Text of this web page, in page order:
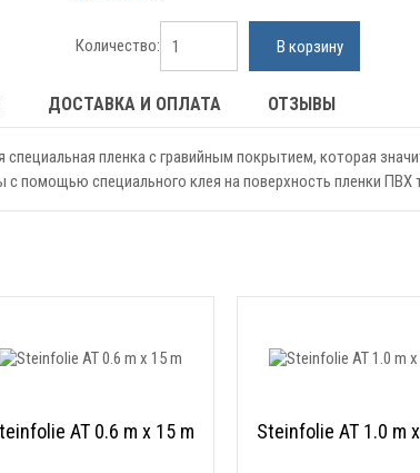
Количество: В корзину
ДОСТАВКА И ОПЛАТА ОТЗЫВЫ
пленка с гравийным покрытием, которая
помощью специального клея на поверхность пленки
AT 0.6 m x 15 m Steinfolie AT 1.0 m